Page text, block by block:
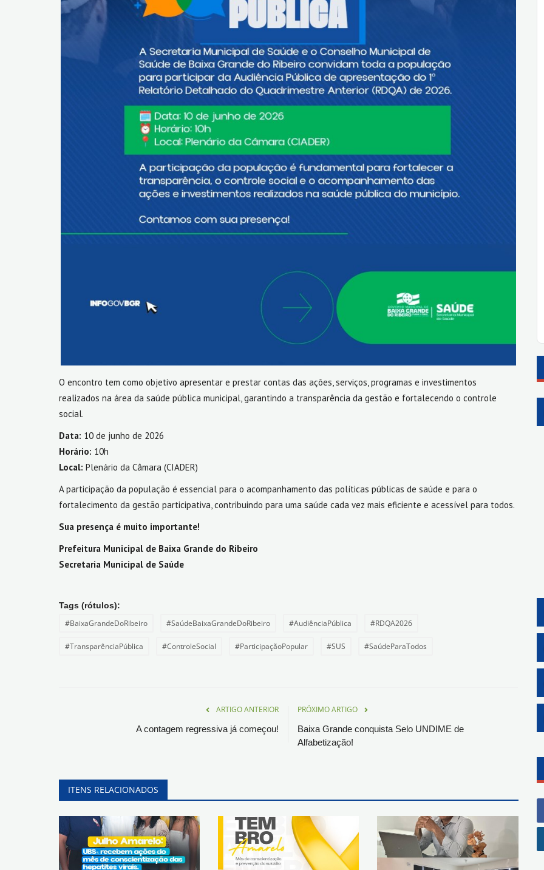
O encontro tem como objetivo apresentar e prestar contas das ações, serviços, programas e investimentos
realizados na área da saúde pública municipal, garantindo a transparência da gestão e fortalecendo o controle
social.
Data: 10 de junho de 2026
Horário: 10h
Local: Plenário da Câmara (CIADER)
A participação da população é essencial para o acompanhamento das políticas públicas de saúde e para o
fortalecimento da gestão participativa, contribuindo para uma saúde cada vez mais eficiente e acessível para todos.
Sua presença é muito importante!
Prefeitura Municipal de Baixa Grande do Ribeiro
Secretaria Municipal de Saúde
Tags (rótulos):
#BaixaGrandeDoRibeiro #SaúdeBaixaGrandeDoRibeiro #AudiênciaPública #RDQA2026
#TransparênciaPública #ControleSocial #ParticipaçãoPopular #SUS #SaúdeParaTodos
ARTIGO ANTERIOR
A contagem regressiva já começou!
PRÓXIMO ARTIGO
Baixa Grande conquista Selo UNDIME de
Alfabetização!
ITENS RELACIONADOS